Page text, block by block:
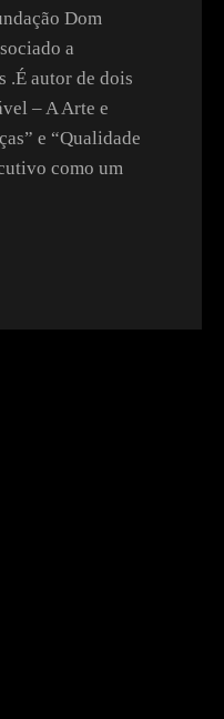
Dom
a
.É autor de dois
– A Arte e
e “Qualidade
como um